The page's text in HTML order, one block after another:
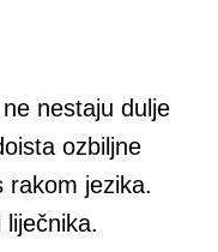
nestaju dulje
ozbiljne
rakom jezika.